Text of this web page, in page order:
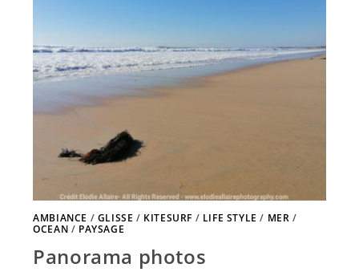
AMBIANCE / GLISSE / KITESURF / LIFE STYLE / MER /
OCEAN / PAYSAGE
Panorama photos